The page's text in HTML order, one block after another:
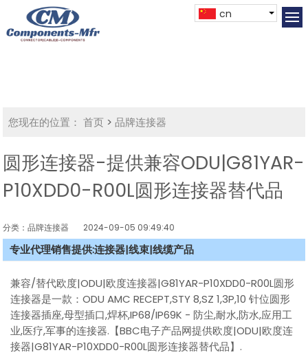
cn
您现在的位置： 首页 >品牌连接器
圆形连接器-提供兼容ODU|G81YAR-
P10XDD0-R00L圆形连接器替代品
分类：品牌连接器 2024-09-05 09:49:40
专业代理销售提供:连接器|线束|线缆产品
兼容/替代欧度|ODU|欧度连接器|G81YAR-P10XDD0-R00L圆形
连接器是一款：ODU AMC RECEPT,STY 8,SZ 1,3P,10 针位圆形
连接器插座,母型插口,焊杯,IP68/IP69K - 防尘,耐水,防水,应用工
业,医疗,军事的连接器.【BBC电子产品网提供欧度|ODU|欧度连
接器|G81YAR-P10XDD0-R00L圆形连接器替代品】.